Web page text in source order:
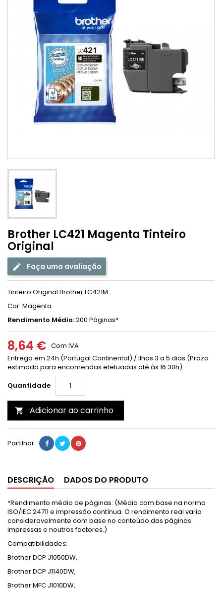
Brother LC421 Magenta Tinteiro
Original
Faça uma avaliação
Tinteiro Original Brother LC421M
Cor: Magenta
Rendimento Médio:200 Páginas*
8,64 € Com IVA
Entrega em 24h (Portugal Continental) / Ilhas 3 a 5 dias (Prazo
estimado para encomendas efetuadas até às 16:30h)
Quantidade
 Adicionar ao carrinho
Partilhar
DESCRIÇÃO DADOS DO PRODUTO
*Rendimento médio de páginas: (Média com base na norma
ISO/IEC 24711 e impressão contínua. O rendimento real varia
consideravelmente com base no conteúdo das páginas
impressas e noutros factores.)
Compatibilidades:
Brother DCP J1050DW,
Brother DCP J1140DW,
Brother MFC J1010DW,